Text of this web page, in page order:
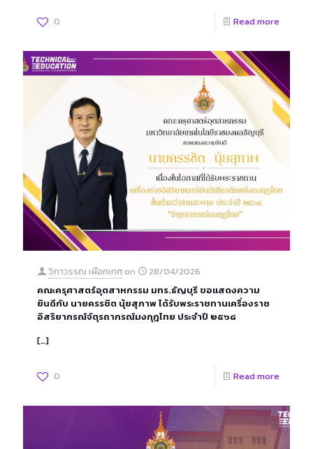
0 Read more
วิภาวรรณ เผือกเทศ on
28/04/2026
คณะครุศาสตร์อุตสาหกรรม มทร.ธัญบุรี ขอแสดงความ
ยินดีกับ นายครรชิต นุ้ยสุภาพ ได้รับพระราชทานเครื่องราช
อิสริยาภรณ์จัตุรถาภรณ์มงกุฎไทย ประจำปี ๒๕๖๘
[…]
0 Read more